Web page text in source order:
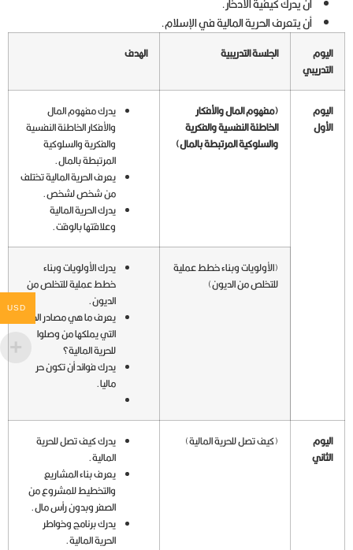
أن يتعرف الحرية المالية في الإسلام.
اليوم
التدريبي
الجلسة التدريبية الهدف
اليوم
الأول
(مفهوم المال والأفكار
الخاطئة النفسية والفكرية
والسلوكية المرتبطة بالمال)
يدرك مفهوم المال
والأفكار الخاطئة النفسية
والفكرية والسلوكية
المرتبطة بالمال.
يعرف الحرية المالية تختلف
من شخص لشخص.
يدرك الحرية المالية
وعلاقتها بالوقت.
(الأولويات وبناء خطط عملية
للتخلص من الديون)
يدرك الأولويات وبناء
خطط عملية للتخلص من
الديون.
يعرف ما هي مصادر الدخل
التي يملكها من وصلوا
للحرية المالية؟
يدرك فوائد أن تكون حر
ماليا.
اليوم
الثاني
(كيف تصل للحرية المالية)
يدرك كيف تصل للحرية
المالية.
يعرف بناء المشاريع
والتخطيط للمشروع من
الصفر وبدون رأس مال.
يدرك برنامج وخواطر
الحرية المالية.
USD